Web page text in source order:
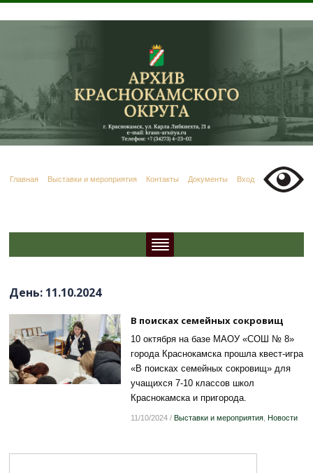
Главная Выставки и мероприятия Контакты Документы Вход
День: 11.10.2024
В поисках семейных сокровищ
10 октября на базе МАОУ «СОШ № 8»
города Краснокамска прошла квест-игра
«В поисках семейных сокровищ» для
учащихся 7-10 классов школ
Краснокамска и пригорода.
11/10/2024/ Выставки и мероприятия, Новости